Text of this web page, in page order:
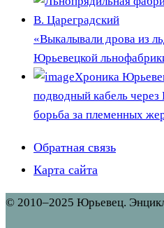
«Выкалывали дрова из
Юрьевецкой
Хроника
подводный кабель
борьба за племенных
Обратная связь
Карта сайта
© 2010–2025 Юрьевец.